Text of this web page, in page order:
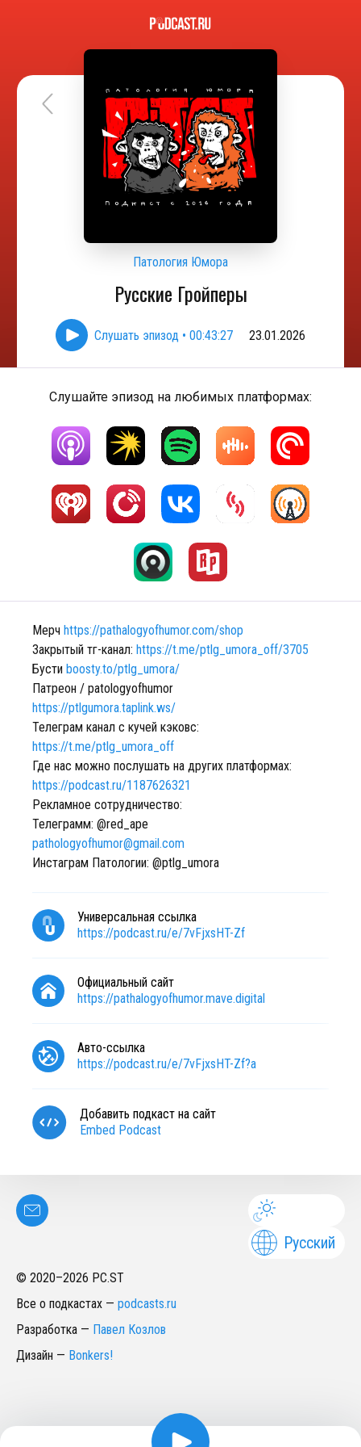
Патология Юмора
Русские Гройперы
Слушать эпизод • 00:43:27 23.01.2026
Слушайте эпизод на любимых платформах:
Мерч https://pathalogyofhumor.com/shop
Закрытый тг-канал: https://t.me/ptlg_umora_off/3705
Бусти boosty.to/ptlg_umora/
Патреон / patologyofhumor
https://ptlgumora.taplink.ws/
Телеграм канал с кучей кэковс:
https://t.me/ptlg_umora_off
Где нас можно послушать на других платформах:
https://podcast.ru/1187626321
Рекламное сотрудничество:
Телеграмм: @red_ape
pathologyofhumor@gmail.com
Инстаграм Патологии: @ptlg_umora
Универсальная ссылка
https://podcast.ru/e/7vFjxsHT-Zf
Официальный сайт
https://pathalogyofhumor.mave.digital
Авто-ссылка
https://podcast.ru/e/7vFjxsHT-Zf?a
Добавить подкаст на сайт
Embed Podcast
Русский
© 2020–2026 PC.ST
Все о подкастах — podcasts.ru
Разработка — Павел Козлов
Дизайн — Bonkers!